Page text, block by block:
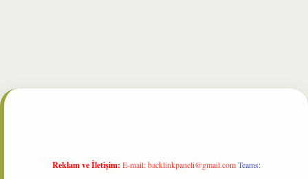
Reklam ve İletişim: E-mail:backlinkpaneli@gmail.com Teams: